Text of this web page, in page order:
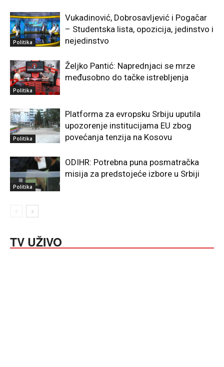
Politika
Vukadinović, Dobrosavljević i Pogačar
– Studentska lista, opozicija, jedinstvo i
nejedinstvo
Politika
Željko Pantić: Naprednjaci se mrze
međusobno do tačke istrebljenja
Politika
Platforma za evropsku Srbiju uputila
upozorenje institucijama EU zbog
povećanja tenzija na Kosovu
Politika
ODIHR: Potrebna puna posmatračka
misija za predstojeće izbore u Srbiji
TV UŽIVO